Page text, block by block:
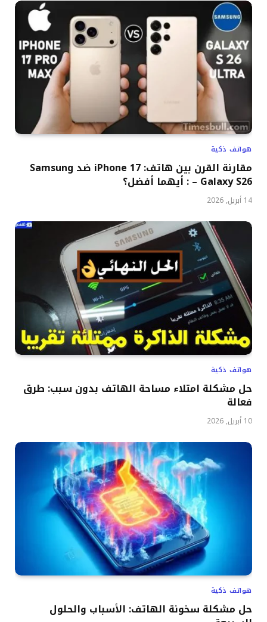
هواتف ذكية
مقارنة القرن بين هاتف: iPhone 17 ضد Samsung
Galaxy S26 – : أيهما أفضل؟
14 أبريل, 2026
هواتف ذكية
حل مشكلة امتلاء مساحة الهاتف بدون سبب: طرق
فعالة
10 أبريل, 2026
هواتف ذكية
حل مشكلة سخونة الهاتف: الأسباب والحلول